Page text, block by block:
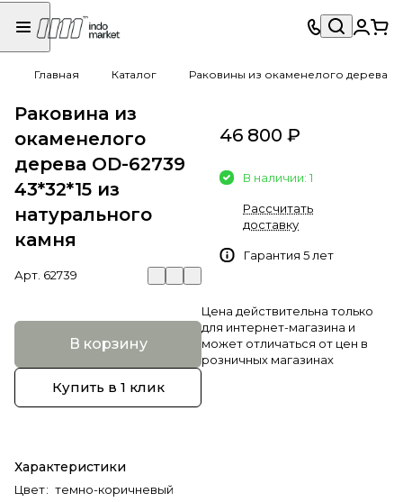
Главная Каталог Раковины из окаменелого дерева
Раковина из
окаменелого
дерева OD-62739
43*32*15 из
натурального
камня
Арт. 62739
В корзину
Купить в 1 клик
Характеристики
Цвет: темно-коричневый
46 800 ₽
В наличии: 1
Рассчитать
доставку
Гарантия 5 лет
Цена действительна только
для интернет-магазина и
может отличаться от цен в
розничных магазинах